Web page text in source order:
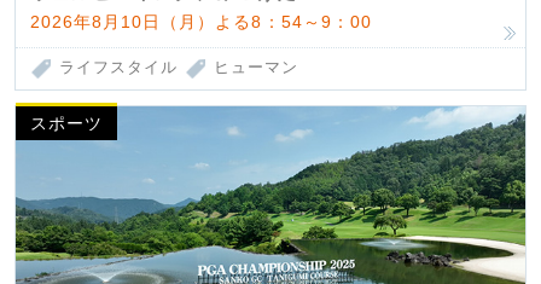
2026年8月10日（月）よる8：54～9：00
ライフスタイル ヒューマン
スポーツ